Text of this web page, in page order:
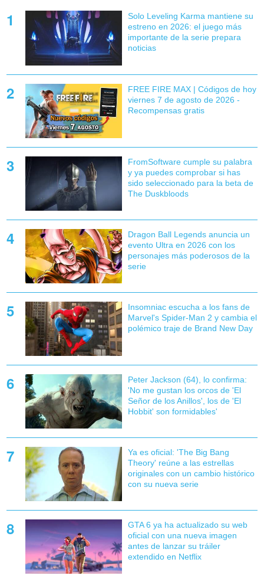
Solo Leveling Karma mantiene su
estreno en 2026: el juego más
importante de la serie prepara
noticias
FREE FIRE MAX | Códigos de hoy
viernes 7 de agosto de 2026 -
Recompensas gratis
FromSoftware cumple su palabra
y ya puedes comprobar si has
sido seleccionado para la beta de
The Duskbloods
Dragon Ball Legends anuncia un
evento Ultra en 2026 con los
personajes más poderosos de la
serie
Insomniac escucha a los fans de
Marvel's Spider-Man 2 y cambia el
polémico traje de Brand New Day
Peter Jackson (64), lo confirma:
'No me gustan los orcos de 'El
Señor de los Anillos', los de 'El
Hobbit' son formidables'
Ya es oficial: 'The Big Bang
Theory' reúne a las estrellas
originales con un cambio histórico
con su nueva serie
GTA 6 ya ha actualizado su web
oficial con una nueva imagen
antes de lanzar su tráiler
extendido en Netflix